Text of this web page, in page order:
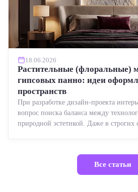
18.06.2026
Растительные (флоральные)
гипсовых панно: идеи
пространств
При разработке дизайн-проекта
вопрос поиска баланса между
природной эстетикой. Даже в строгих
Все статьи